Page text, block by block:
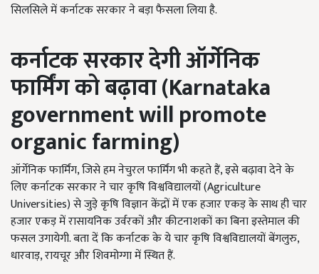
सिलसिले में कर्नाटक सरकार ने बड़ा फैसला लिया है.
कर्नाटक सरकार देगी ऑर्गेनिक
फार्मिंग को बढ़ावा (Karnataka
government will promote
organic farming)
ऑर्गेनिक फार्मिंग, जिसे हम नेचुरल फार्मिंग भी कहते हैं, इसे बढ़ावा देने के
लिए कर्नाटक सरकार ने चार कृषि विश्वविद्यालयों (Agriculture
Universities) से जुड़े कृषि विज्ञान केंद्रों में एक हजार एकड़ के साथ ही चार
हजार एकड़ में रासायनिक उर्वरकों और कीटनाशकों का बिना इस्तेमाल की
फसल उगायेगी. बता दें कि कर्नाटक के ये चार कृषि विश्वविद्यालयों बेंगलुरु,
धारवाड़, रायचूर और शिवमोग्गा में स्थित हैं.